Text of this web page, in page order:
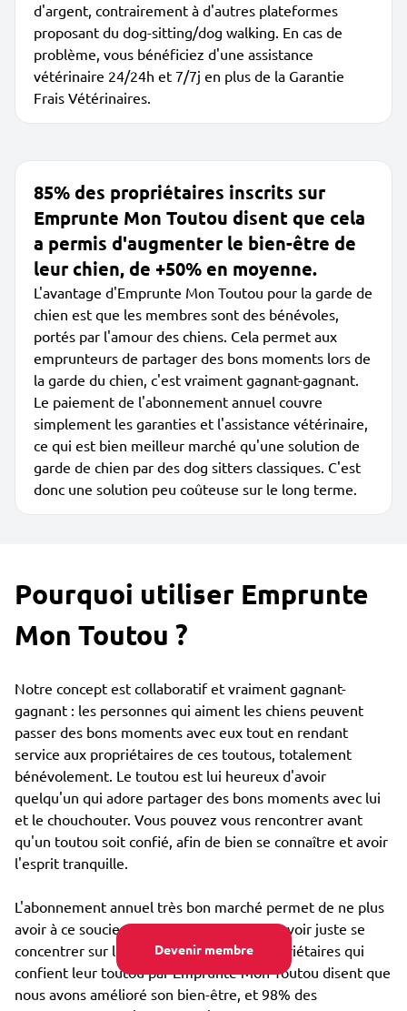
Devenir membre
d'argent, contrairement à d'autres plateformes
proposant du dog-sitting/dog walking. En cas de
problème, vous bénéficiez d'une assistance
vétérinaire 24/24h et 7/7j en plus de la Garantie
Frais Vétérinaires.
85% des propriétaires inscrits sur
Emprunte Mon Toutou disent que cela
a permis d'augmenter le bien-être de
leur chien, de +50% en moyenne.
L'avantage d'Emprunte Mon Toutou pour la garde de
chien est que les membres sont des bénévoles,
portés par l'amour des chiens. Cela permet aux
emprunteurs de partager des bons moments lors de
la garde du chien, c'est vraiment gagnant-gagnant.
Le paiement de l'abonnement annuel couvre
simplement les garanties et l'assistance vétérinaire,
ce qui est bien meilleur marché qu'une solution de
garde de chien par des dog sitters classiques. C'est
donc une solution peu coûteuse sur le long terme.
Pourquoi utiliser Emprunte
Mon Toutou ?
Notre concept est collaboratif et vraiment gagnant-
gagnant : les personnes qui aiment les chiens peuvent
passer des bons moments avec eux tout en rendant
service aux propriétaires de ces toutous, totalement
bénévolement. Le toutou est lui heureux d'avoir
quelqu'un qui adore partager des bons moments avec lui
et le chouchouter. Vous pouvez vous rencontrer avant
qu'un toutou soit confié, afin de bien se connaître et avoir
l'esprit tranquille.
L'abonnement annuel très bon marché permet de ne plus
avoir à ce soucier du coût de garde, et pouvoir juste se
concentrer sur le bien-être : 85% des propriétaires qui
confient leur toutou par Emprunte Mon Toutou disent que
nous avons amélioré son bien-être, et 98% des